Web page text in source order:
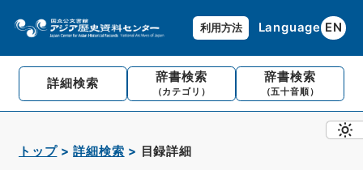
利用方法 Language EN
詳細検索 辞書検索
（カテゴリ）
辞書検索
（五十音順）
トップ 詳細検索 目録詳細